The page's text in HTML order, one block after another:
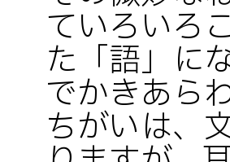
ていろいろ
た「語」に
でかきあら
ちがいは、